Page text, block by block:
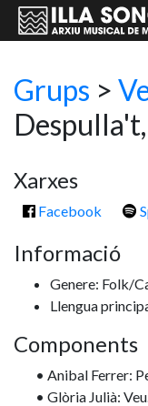
Grups >
Xarxes
Facebook
Informació
Genere: Folk/
Llengua
Components
• Anibal Ferrer:
• Glòria Julià: